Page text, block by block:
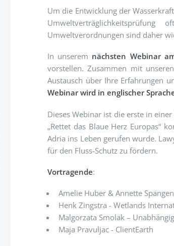
Um die Entwicklung der
Umweltverordnungen sind daher
In unserem nächsten Webinar
vorstellen. Zusammen mit
Austausch über Ihre Erfahrungen
Webinar wird in englischer
Dieses Webinar ist die erste in
„Rettet das Blaue Herz Europas“
Adria ins Leben gerufen wurde.
für den Fluss-Schutz zu fördern.
Vortragende:
Amelie Huber & Annette
Henk Zingstra - Wetlands
Malgorzata Smolak –
Maja Pravuljac - ClientEarth